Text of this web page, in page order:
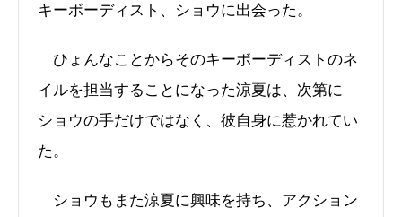
キーボーディスト、ショウに出会った。
ひょんなことからそのキーボーディストのネ
イルを担当することになった涼夏は、次第に
ショウの手だけではなく、彼自身に惹かれてい
た。
ショウもまた涼夏に興味を持ち、アクション